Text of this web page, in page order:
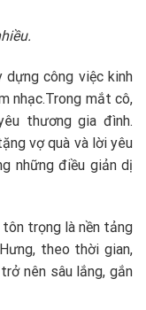
dựng công việc kinh
nhạc.Trong mắt cô,
thương gia đình.
vợ quà và lời yêu
những điều giản dị
trọng là nền tảng
theo thời gian,
nên sâu lắng, gắn